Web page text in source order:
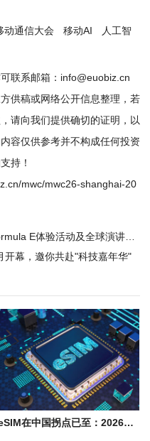
动通信大会 移动AI
人工智
联系邮箱：info@euobiz.cn
供稿或网络公开信息整理，若
请向我们提供确切的证明，以
容仅供参考并不构成任何投资
持！
mwc/mwc26-shanghai-20
E体验活动及全球演讲嘉宾阵容
幕，邀你共赴"科技嘉年华"
eSIM在中国拐点已至：2026年从“未来愿景”迈入“规模落地”